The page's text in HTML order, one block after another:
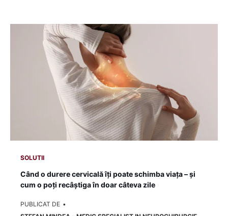
SOLUTII
Când o durere cervicală îți poate schimba viața – și
cum o poți recâștiga în doar câteva zile
PUBLICAT DE